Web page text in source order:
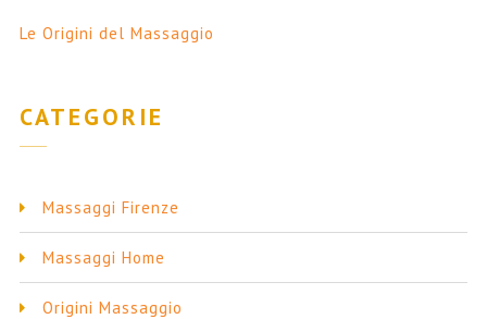
Le Origini del Massaggio
CATEGORIE
Massaggi Firenze
Massaggi Home
Origini Massaggio